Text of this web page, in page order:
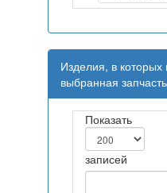
Изделия, в которых
выбранная
Показать
записей